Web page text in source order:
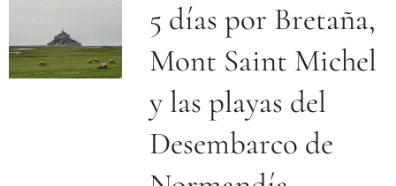
5 días por Bretaña,
Mont Saint Michel
y las playas del
Desembarco de